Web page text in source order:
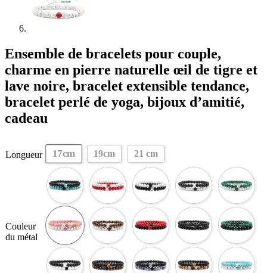
Ensemble de bracelets pour couple,
charme en pierre naturelle œil de tigre et
lave noire, bracelet extensible tendance,
bracelet perlé de yoga, bijoux d’amitié,
cadeau
Longueur 17cm 19cm 21 cm
Couleur
du métal